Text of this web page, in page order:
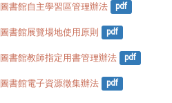
圖書館自主學習區管理辦法 pdf
圖書館展覽場地使用原則 pdf
圖書館教師指定用書管理辦法 pdf
圖書館電子資源徵集辦法 pdf